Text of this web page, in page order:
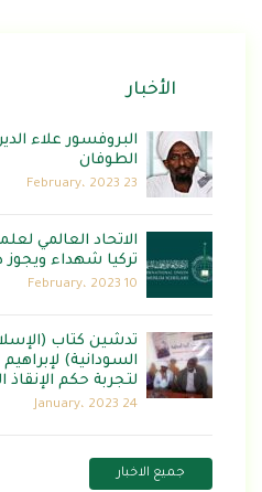
الأخبار
البروفسور علاء
الطوفان
23 February، 2023
الاتحاد العالمي
تركيا شهداء ويجوز
10 February، 2023
تدشين كتاب
السودانية)
لتجربة حكم الإنقاذ
24 January، 2023
جميع الاخبار